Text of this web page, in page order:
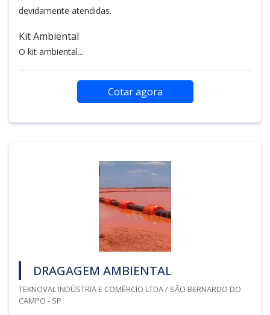
devidamente atendidas.
Kit Ambiental
O kit ambiental...
Cotar agora
DRAGAGEM AMBIENTAL
TEKNOVAL INDÚSTRIA E COMÉRCIO LTDA / SÃO BERNARDO DO
CAMPO - SP